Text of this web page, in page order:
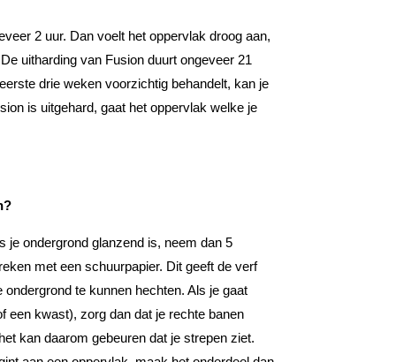
2 uur. Dan voelt het oppervlak droog aan,
uitharding van Fusion duurt ongeveer 21
drie weken voorzichtig behandelt, kan je
is uitgehard, gaat het oppervlak welke je
je ondergrond glanzend is, neem dan 5
met een schuurpapier. Dit geeft de verf
te kunnen hechten. Als je gaat
een kwast), zorg dan dat je rechte banen
kan daarom gebeuren dat je strepen ziet.